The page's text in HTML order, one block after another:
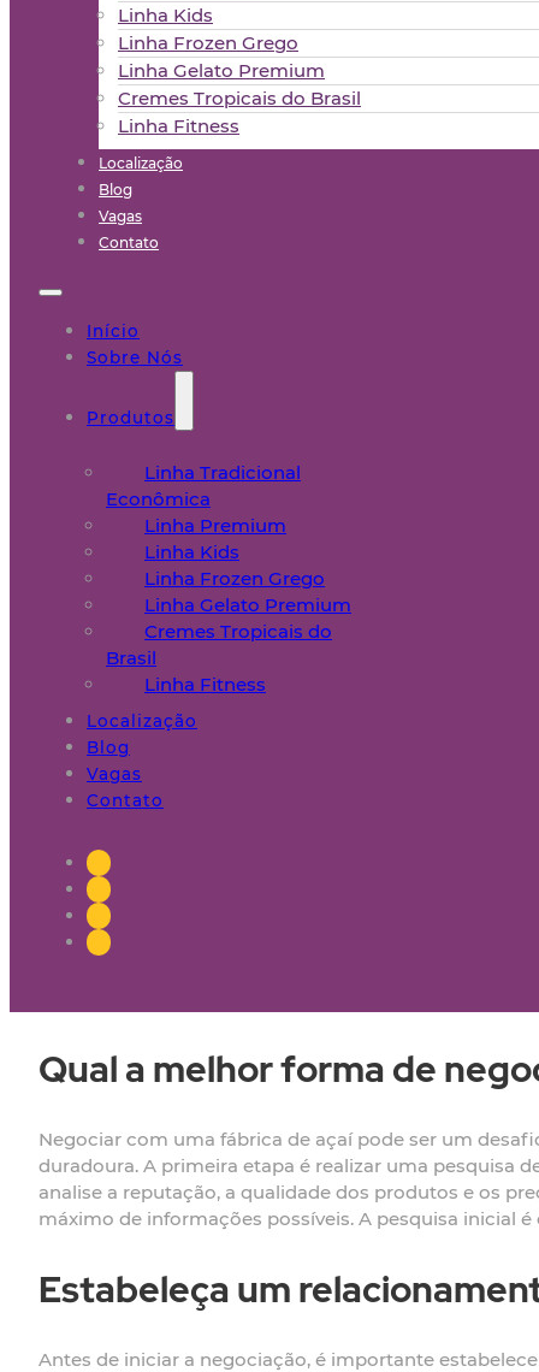
Linha Kids
Linha Frozen Grego
Linha Gelato Premium
Cremes Tropicais do Brasil
Linha Fitness
Localização
Blog
Vagas
Contato
Início
Sobre Nós
Produtos
Linha Tradicional
Econômica
Linha Premium
Linha Kids
Linha Frozen Grego
Linha Gelato Premium
Cremes Tropicais do
Brasil
Linha Fitness
Localização
Blog
Vagas
Contato
Qual a melhor forma de
Negociar com uma fábrica de açaí pode ser um
duradoura. A primeira etapa é realizar uma pesquisa
analise a reputação, a qualidade dos produtos e os
máximo de informações possíveis. A pesquisa inicial
Estabeleça um
Antes de iniciar a negociação, é importante